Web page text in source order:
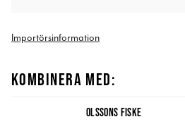
Importörsinformation
KOMBINERA MED:
OLSSONS FISKE